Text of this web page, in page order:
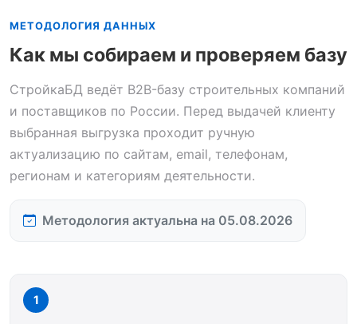
МЕТОДОЛОГИЯ ДАННЫХ
Как мы собираем и проверяем базу
СтройкаБД ведёт B2B-базу строительных компаний
и поставщиков по России. Перед выдачей клиенту
выбранная выгрузка проходит ручную
актуализацию по сайтам, email, телефонам,
регионам и категориям деятельности.
Методология актуальна на 05.08.2026
1